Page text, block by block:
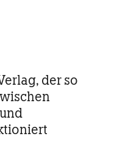
der so